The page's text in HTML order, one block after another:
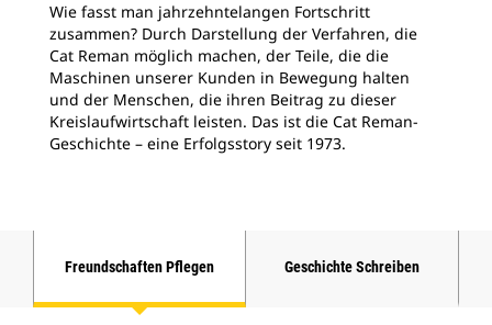
Wie fasst man jahrzehntelangen Fortschritt
zusammen? Durch Darstellung der Verfahren, die
Cat Reman möglich machen, der Teile, die die
Maschinen unserer Kunden in Bewegung halten
und der Menschen, die ihren Beitrag zu dieser
Kreislaufwirtschaft leisten. Das ist die Cat Reman-
Geschichte – eine Erfolgsstory seit 1973.
Freundschaften Pflegen Geschichte Schreiben